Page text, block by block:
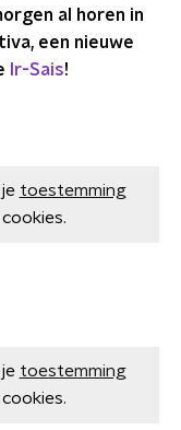
al horen in
een nieuwe
Ir-Sais!
toestemming
toestemming